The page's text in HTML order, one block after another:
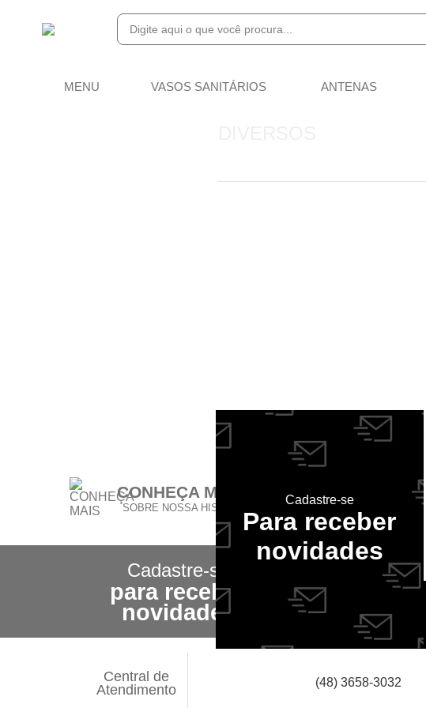
Cadastre-se
Para receber
novidades
MENU VASOS SANITÁRIOS ANTENAS
CONHEÇA MAIS
SOBRE NOSSA HISTÓRIA POLÍTICA
Cadastre-se
para receber
novidades
Central de
Atendimento
(48) 3658-3032